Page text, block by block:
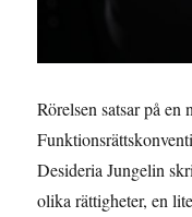
Rörelsen satsar på
Desideria Jungelin
olika rättigheter, en